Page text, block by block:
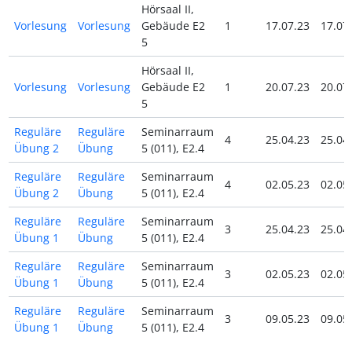
Vorlesung Vorlesung
Hörsaal II,
Gebäude E2
5
1 17.07.23
Vorlesung Vorlesung
Hörsaal II,
Gebäude E2
5
1 20.07.23
Reguläre
Übung 2
Reguläre
Übung
Seminarraum
5 (011), E2.4
4 25.04.23
Reguläre
Übung 2
Reguläre
Übung
Seminarraum
5 (011), E2.4
4 02.05.23
Reguläre
Übung 1
Reguläre
Übung
Seminarraum
5 (011), E2.4
3 25.04.23
Reguläre
Übung 1
Reguläre
Übung
Seminarraum
5 (011), E2.4
3 02.05.23
Reguläre
Übung 1
Reguläre
Übung
Seminarraum
5 (011), E2.4
3 09.05.23